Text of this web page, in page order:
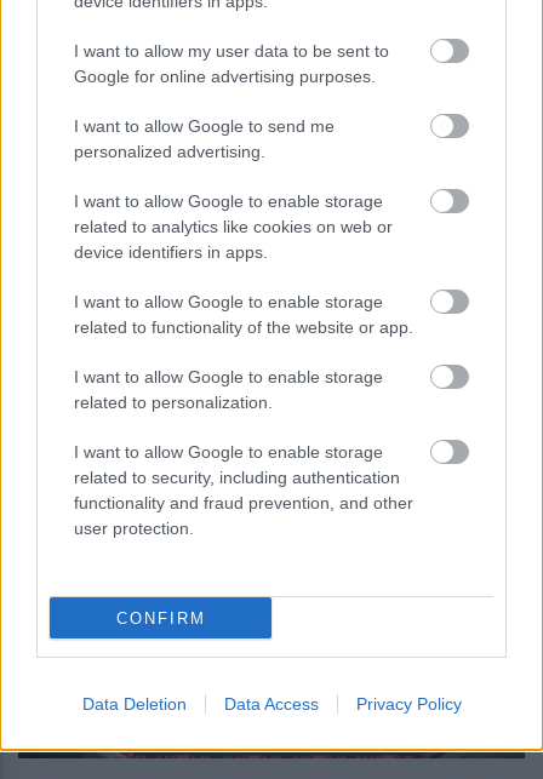
I want to allow my user data to be sent to
Google for online advertising purposes.
I want to allow Google to send me
personalized advertising.
I want to allow Google to enable storage
related to analytics like cookies on web or
device identifiers in apps.
I want to allow Google to enable storage
related to functionality of the website or app.
I want to allow Google to enable storage
related to personalization.
I want to allow Google to enable storage
related to security, including authentication
functionality and fraud prevention, and other
user protection.
CONFIRM
Data Deletion Data Access Privacy Policy
επίπεδα των 2.620 μονάδων ο Γενικός
Δείκτης